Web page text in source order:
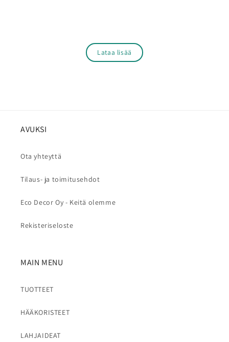
Lataa lisää
AVUKSI
Ota yhteyttä
Tilaus- ja toimitusehdot
Eco Decor Oy - Keitä olemme
Rekisteriseloste
MAIN MENU
TUOTTEET
HÄÄKORISTEET
LAHJAIDEAT